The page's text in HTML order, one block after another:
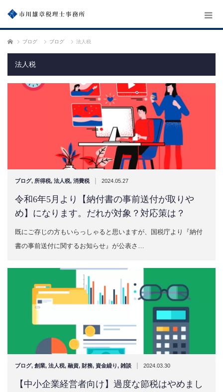
ホーム ブログ ブログ 法人税
法人税
ブログ, 所得税, 法人税, 消費税 | 2024.05.27
令和6年5月より【納付書の事前送付が取りや
め】になります。だれが対象？対応策は？
既にご存じの方もいらっしゃると思いますが、国税庁より『納付
書の事前送付に関するお知らせ』が公表さ…
ブログ, 創業, 法人税, 融資, 財務, 資金繰り, 雑談 | 2024.03.30
【中小企業経営者向け】過度な節税はやめまし